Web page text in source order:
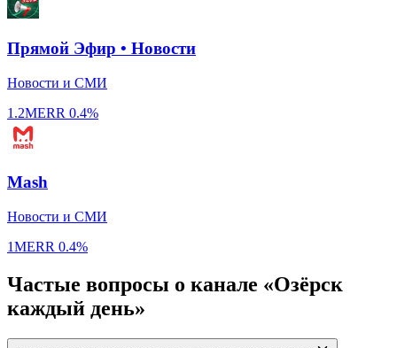
Прямой Эфир • Новости
Новости и СМИ
1.2MERR 0.4%
Mash
Новости и СМИ
1MERR 0.4%
Частые вопросы о канале «Озёрск
каждый день»